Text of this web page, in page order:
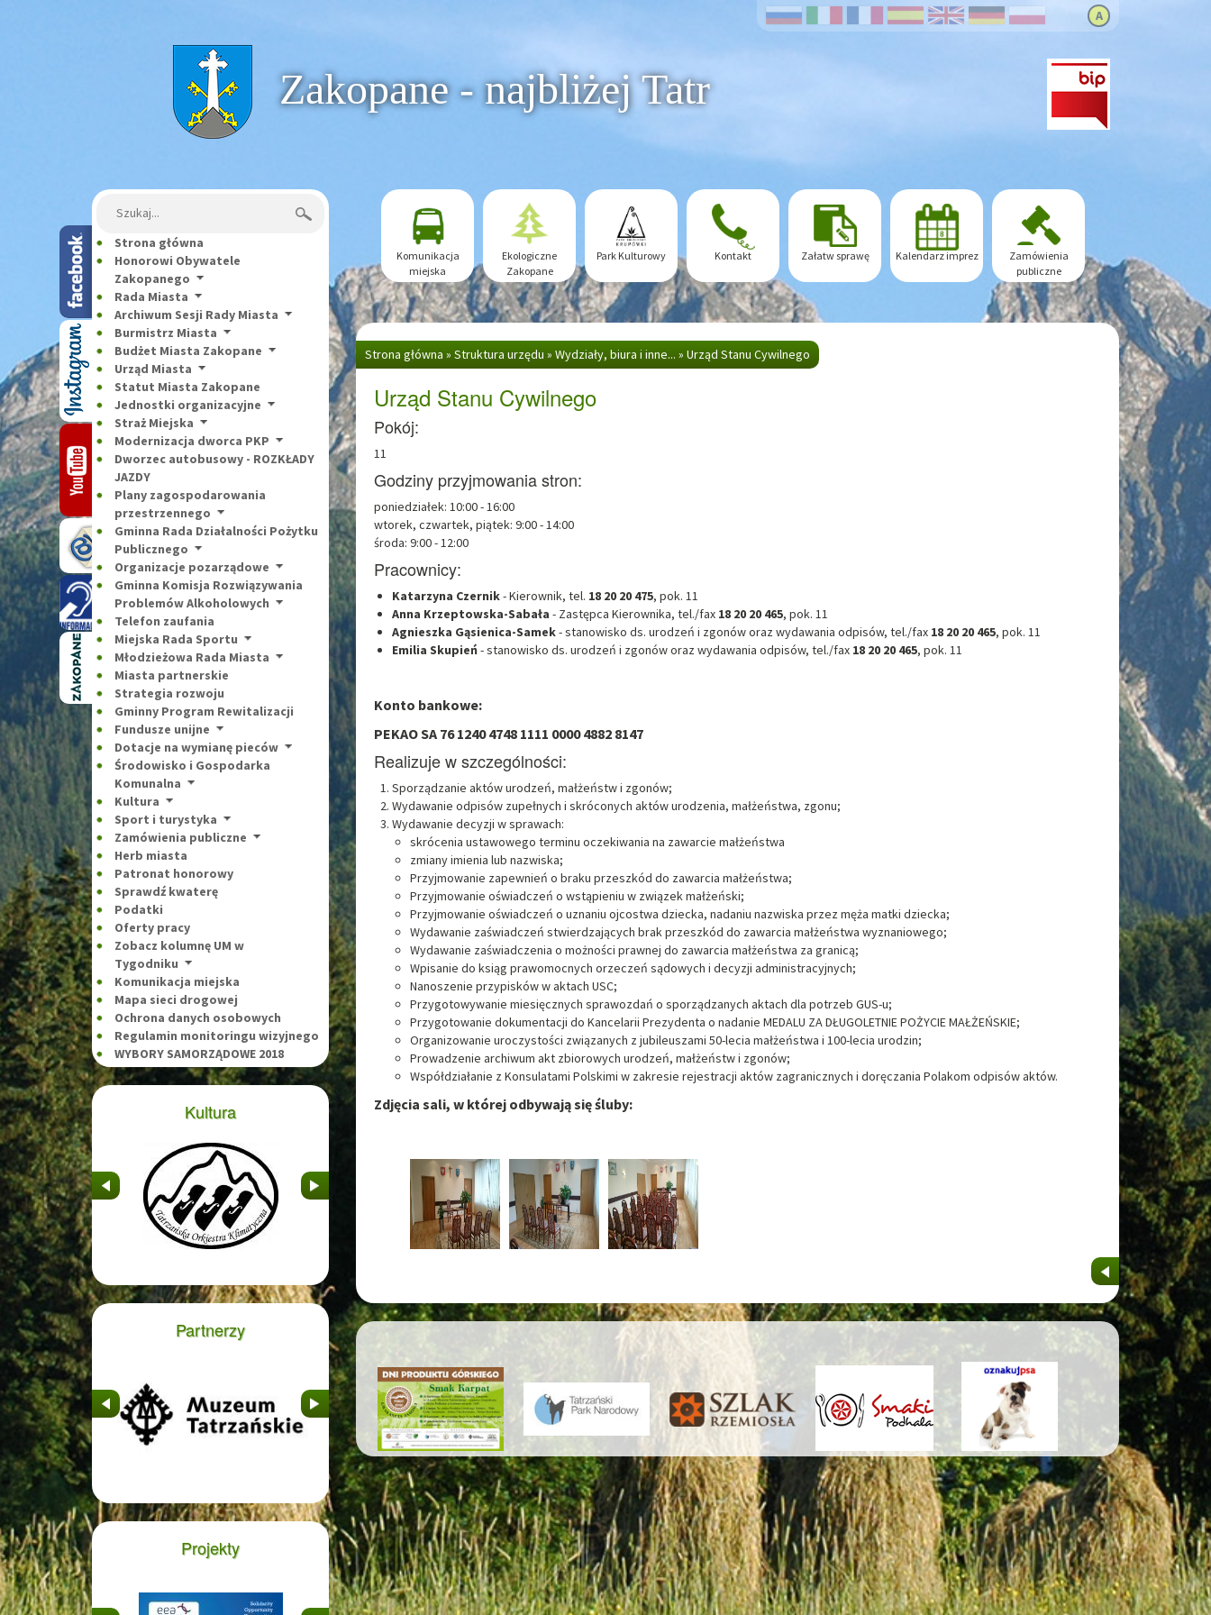
A
Strona główna
Zakopane - najbliżej Tatr
Szukaj:
Strona główna
Honorowi Obywatele
Zakopanego
Rada Miasta
Archiwum Sesji Rady Miasta
Burmistrz Miasta
Budżet Miasta Zakopane
Urząd Miasta
Statut Miasta Zakopane
Jednostki organizacyjne
Straż Miejska
Modernizacja dworca PKP
Dworzec autobusowy - ROZKŁADY
JAZDY
Plany zagospodarowania
przestrzennego
Gminna Rada Działalności Pożytku
Publicznego
Organizacje pozarządowe
Gminna Komisja Rozwiązywania
Problemów Alkoholowych
Telefon zaufania
Miejska Rada Sportu
Młodzieżowa Rada Miasta
Miasta partnerskie
Strategia rozwoju
Gminny Program Rewitalizacji
Fundusze unijne
Dotacje na wymianę pieców
Środowisko i Gospodarka
Komunalna
Kultura
Sport i turystyka
Zamówienia publiczne
Herb miasta
Patronat honorowy
Sprawdź kwaterę
Podatki
Oferty pracy
Zobacz kolumnę UM w
Tygodniku
Komunikacja miejska
Mapa sieci drogowej
Ochrona danych osobowych
Regulamin monitoringu wizyjnego
WYBORY SAMORZĄDOWE 2018
Kultura
&nbsp &nbsp
Partnerzy
&nbsp &nbsp
Projekty
Komunikacja
miejska
Ekologiczne
Zakopane
Park Kulturowy Kontakt Załatw sprawę Kalendarz imprez
Zamówienia
publiczne
Strona główna » Struktura urzędu » Wydziały, biura i inne... » Urząd Stanu Cywilnego
Urząd Stanu Cywilnego
Pokój:
11
Godziny przyjmowania stron:
poniedziałek: 10:00 - 16:00
wtorek, czwartek, piątek: 9:00 - 14:00
środa: 9:00 - 12:00
Pracownicy:
Katarzyna Czernik- Kierownik, tel. 18 20 20 475, pok. 11
Anna Krzeptowska-Sabała - Zastępca Kierownika, tel./fax 18 20 20 465, pok. 11
Agnieszka Gąsienica-Samek- stanowisko ds. urodzeń i zgonów oraz wydawania odpisów, tel./fax 18 20 20 465, pok. 11
Emilia Skupień- stanowisko ds. urodzeń i zgonów oraz wydawania odpisów, tel./fax 18 20 20 465, pok. 11
Konto bankowe:
PEKAO SA 76 1240 4748 1111 0000 4882 8147
Realizuje w szczególności:
Sporządzanie aktów urodzeń, małżeństw i zgonów;
Wydawanie odpisów zupełnych i skróconych aktów urodzenia, małżeństwa, zgonu;
Wydawanie decyzji w sprawach:
skrócenia ustawowego terminu oczekiwania na zawarcie małżeństwa
zmiany imienia lub nazwiska;
Przyjmowanie zapewnień o braku przeszkód do zawarcia małżeństwa;
Przyjmowanie oświadczeń o wstąpieniu w związek małżeński;
Przyjmowanie oświadczeń o uznaniu ojcostwa dziecka, nadaniu nazwiska przez męża matki dziecka;
Wydawanie zaświadczeń stwierdzających brak przeszkód do zawarcia małżeństwa wyznaniowego;
Wydawanie zaświadczenia o możności prawnej do zawarcia małżeństwa za granicą;
Wpisanie do ksiąg prawomocnych orzeczeń sądowych i decyzji administracyjnych;
Nanoszenie przypisków w aktach USC;
Przygotowywanie miesięcznych sprawozdań o sporządzanych aktach dla potrzeb GUS-u;
Przygotowanie dokumentacji do Kancelarii Prezydenta o nadanie MEDALU ZA DŁUGOLETNIE POŻYCIE MAŁŻEŃSKIE;
Organizowanie uroczystości związanych z jubileuszami 50-lecia małżeństwa i 100-lecia urodzin;
Prowadzenie archiwum akt zbiorowych urodzeń, małżeństw i zgonów;
Współdziałanie z Konsulatami Polskimi w zakresie rejestracji aktów zagranicznych i doręczania Polakom odpisów aktów.
Zdjęcia sali, w której odbywają się śluby: